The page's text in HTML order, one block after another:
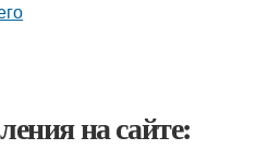
на сайте: